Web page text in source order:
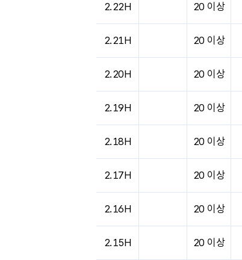
2.22H 20 이상
2.21H 20 이상
2.20H 20 이상
2.19H 20 이상
2.18H 20 이상
2.17H 20 이상
2.16H 20 이상
2.15H 20 이상